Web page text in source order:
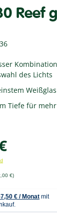
Reef
des Lichts
Weißglas
Tiefe für
€)